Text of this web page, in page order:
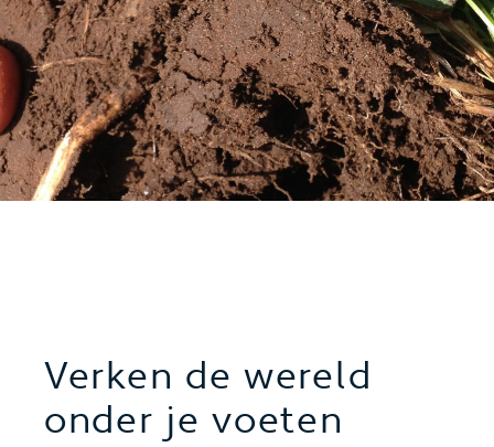
Verken de wereld
onder je voeten